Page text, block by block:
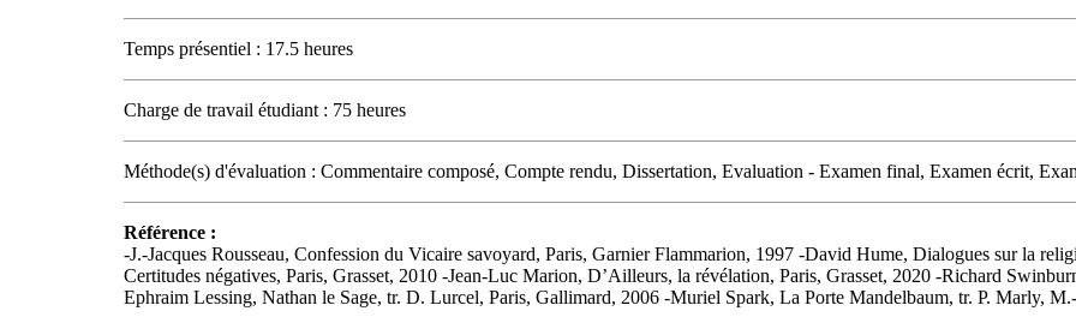
Temps présentiel : 17.5 heures
Charge de travail étudiant : 75 heures
Méthode(s) d'évaluation : Commentaire composé, Compte rendu, Dissertation, Evaluation - Examen final, Examen écrit,
Référence :
-J.-Jacques Rousseau, Confession du Vicaire savoyard, Paris, Garnier Flammarion, 1997 -David Hume, Dialogues sur la
Certitudes négatives, Paris, Grasset, 2010 -Jean-Luc Marion, D’Ailleurs, la révélation, Paris, Grasset, 2020 -Richard
Ephraim Lessing, Nathan le Sage, tr. D. Lurcel, Paris, Gallimard, 2006 -Muriel Spark, La Porte Mandelbaum, tr. P. Marly,